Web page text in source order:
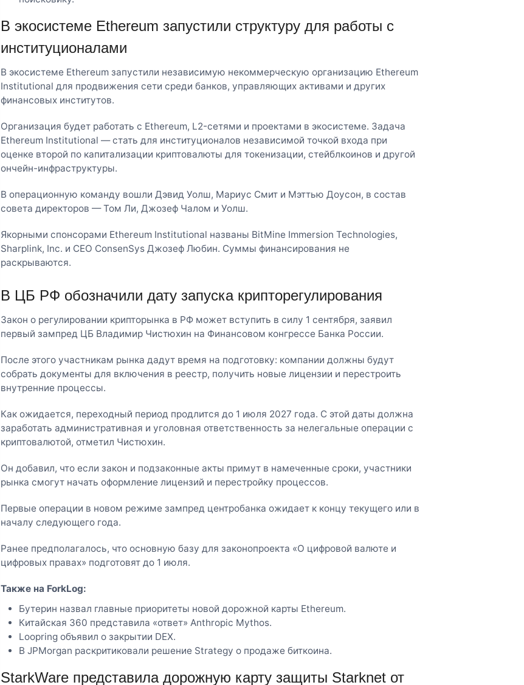
В экосистеме Ethereum запустили структуру для работы с
институционалами
В экосистеме Ethereum запустили независимую некоммерческую организацию Ethereum
Institutional для продвижения сети среди банков, управляющих активами и других
финансовых институтов.
Организация будет работать с Ethereum, L2-сетями и проектами в экосистеме. Задача
Ethereum Institutional — стать для институционалов независимой точкой входа при
оценке второй по капитализации криптовалюты для токенизации, стейблкоинов и другой
ончейн-инфраструктуры.
В операционную команду вошли Дэвид Уолш, Мариус Смит и Мэттью Доусон, в состав
совета директоров — Том Ли, Джозеф Чалом и Уолш.
Якорными спонсорами Ethereum Institutional названы BitMine Immersion Technologies,
Sharplink, Inc. и CEO ConsenSys Джозеф Любин. Суммы финансирования не
раскрываются.
В ЦБ РФ обозначили дату запуска крипторегулирования
Закон о регулировании крипторынка в РФ может вступить в силу 1 сентября, заявил
первый зампред ЦБ Владимир Чистюхин на Финансовом конгрессе Банка России.
После этого участникам рынка дадут время на подготовку: компании должны будут
собрать документы для включения в реестр, получить новые лицензии и перестроить
внутренние процессы.
Как ожидается, переходный период продлится до 1 июля 2027 года. С этой даты должна
заработать административная и уголовная ответственность за нелегальные операции с
криптовалютой, отметил Чистюхин.
Он добавил, что если закон и подзаконные акты примут в намеченные сроки, участники
рынка смогут начать оформление лицензий и перестройку процессов.
Первые операции в новом режиме зампред центробанка ожидает к концу текущего или в
началу следующего года.
Ранее предполагалось, что основную базу для законопроекта «О цифровой валюте и
цифровых правах» подготовят до 1 июля.
Также на ForkLog:
Бутерин назвал главные приоритеты новой дорожной карты Ethereum.
Китайская 360 представила «ответ» Anthropic Mythos.
Loopring объявил о закрытии DEX.
В JPMorgan раскритиковали решение Strategy о продаже биткоина.
StarkWare представила дорожную карту защиты Starknet от